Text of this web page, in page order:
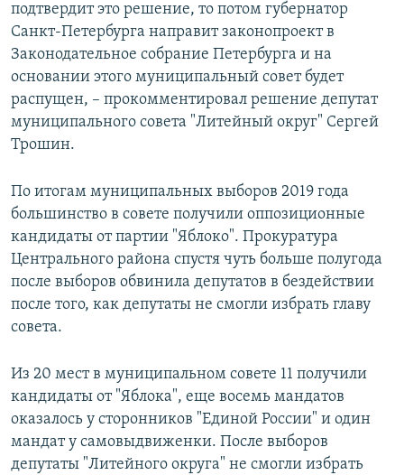
подтвердит это решение, то потом губернатор
Санкт-Петербурга направит законопроект в
Законодательное собрание Петербурга и на
основании этого муниципальный совет будет
распущен, – прокомментировал решение депутат
муниципального совета "Литейный округ" Сергей
Трошин.
По итогам муниципальных выборов 2019 года
большинство в совете получили оппозиционные
кандидаты от партии "Яблоко". Прокуратура
Центрального района спустя чуть больше полугода
после выборов обвинила депутатов в бездействии
после того, как депутаты не смогли избрать главу
совета.
Из 20 мест в муниципальном совете 11 получили
кандидаты от "Яблока", еще восемь мандатов
оказалось у сторонников "Единой России" и один
мандат у самовыдвиженки. После выборов
депутаты "Литейного округа" не смогли избрать